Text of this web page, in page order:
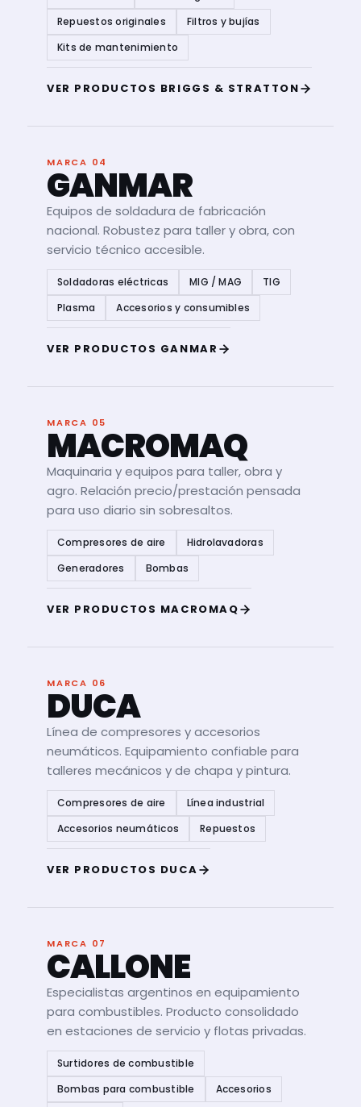
Repuestos originales
Filtros y bujías
Kits de mantenimiento
VER PRODUCTOS BRIGGS & STRATTON
MARCA 04
GANMAR
Equipos de soldadura de fabricación
nacional. Robustez para taller y obra, con
servicio técnico accesible.
Soldadoras eléctricas MIG / MAG
TIG
Plasma
Accesorios y consumibles
VER PRODUCTOS GANMAR
MARCA 05
MACROMAQ
Maquinaria y equipos para taller, obra y
agro. Relación precio/prestación pensada
para uso diario sin sobresaltos.
Compresores de aire
Hidrolavadoras
Generadores
Bombas
VER PRODUCTOS MACROMAQ
MARCA 06
DUCA
Línea de compresores y accesorios
neumáticos. Equipamiento confiable para
talleres mecánicos y de chapa y pintura.
Compresores de aire
Línea industrial
Accesorios neumáticos
Repuestos
VER PRODUCTOS DUCA
MARCA 07
CALLONE
Especialistas argentinos en equipamiento
para combustibles. Producto consolidado
en estaciones de servicio y flotas privadas.
Surtidores de combustible
Bombas para combustible
Accesorios